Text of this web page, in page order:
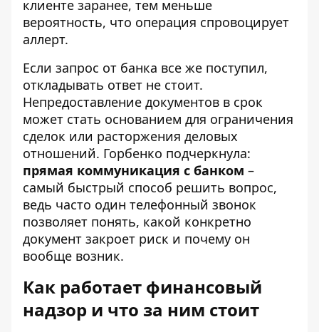
клиенте заранее, тем меньше
вероятность, что операция спровоцирует
аллерт.
Если запрос от банка все же поступил,
откладывать ответ не стоит.
Непредоставление документов в срок
может стать основанием для ограничения
сделок или расторжения деловых
отношений. Горбенко подчеркнула:
прямая коммуникация с банком –
самый быстрый способ решить вопрос,
ведь часто один телефонный звонок
позволяет понять, какой конкретно
документ закроет риск и почему он
вообще возник.
Как работает финансовый
надзор и что за ним стоит